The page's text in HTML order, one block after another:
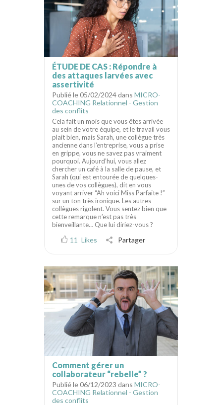
ÉTUDE DE CAS : Répondre à
des attaques larvées avec
assertivité
Publié le 05/02/2024 dans MICRO-
COACHING Relationnel - Gestion
des conflits
Cela fait un mois que vous êtes arrivée
au sein de votre équipe, et le travail vous
plait bien, mais Sarah, une collègue très
ancienne dans l’entreprise, vous a prise
en grippe, vous ne savez pas vraiment
pourquoi. Aujourd’hui, vous allez
chercher un café à la salle de pause, et
Sarah (qui est entourée de quelques-
unes de vos collègues), dit en vous
voyant arriver “Ah voici Miss Parfaite !”
sur un ton très ironique. Les autres
collègues rigolent. Vous sentez bien que
cette remarque n’est pas très
bienveillante… Que lui diriez-vous ?
11 Likes Partager
Comment gérer un
collaborateur “rebelle” ?
Publié le 06/12/2023 dans MICRO-
COACHING Relationnel - Gestion
des conflits